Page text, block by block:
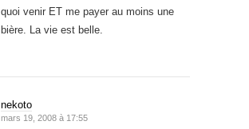
quoi venir ET me payer au moins une
bière. La vie est belle.
nekoto
mars 19, 2008 à 17:55